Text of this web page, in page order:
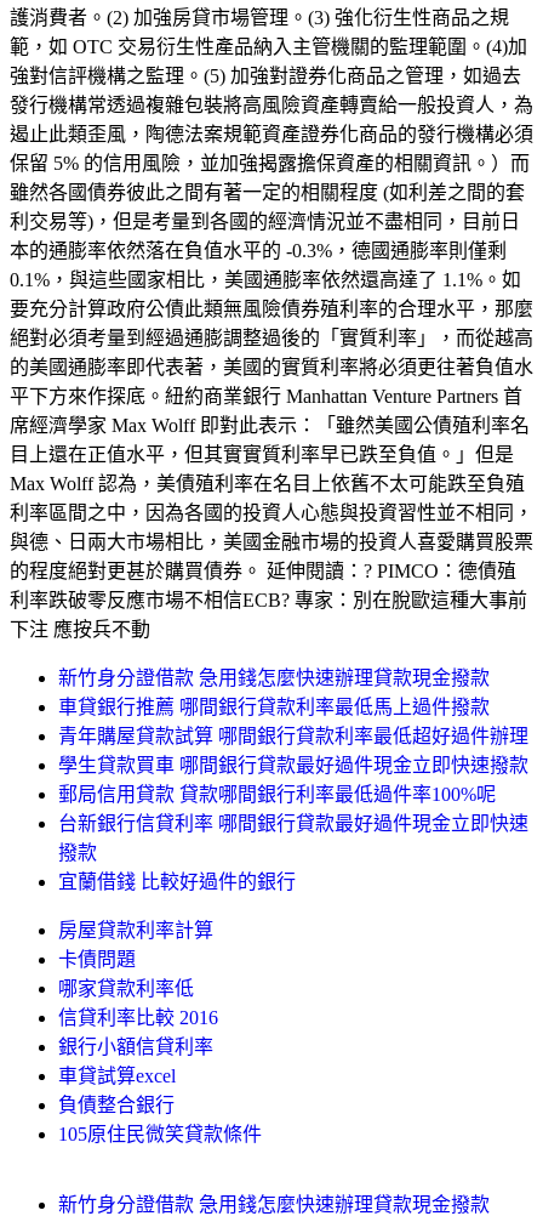
護消費者。(2) 加強房貸市場管理。(3) 強化衍生性商品之規
範，如 OTC 交易衍生性產品納入主管機關的監理範圍。(4)加
強對信評機構之監理。(5) 加強對證券化商品之管理，如過去
發行機構常透過複雜包裝將高風險資產轉賣給一般投資人，為
遏止此類歪風，陶德法案規範資產證券化商品的發行機構必須
保留 5% 的信用風險，並加強揭露擔保資產的相關資訊。）而
雖然各國債券彼此之間有著一定的相關程度 (如利差之間的套
利交易等)，但是考量到各國的經濟情況並不盡相同，目前日
本的通膨率依然落在負值水平的 -0.3%，德國通膨率則僅剩
0.1%，與這些國家相比，美國通膨率依然還高達了 1.1%。如
要充分計算政府公債此類無風險債券殖利率的合理水平，那麼
絕對必須考量到經過通膨調整過後的「實質利率」，而從越高
的美國通膨率即代表著，美國的實質利率將必須更往著負值水
平下方來作探底。紐約商業銀行 Manhattan Venture Partners 首
席經濟學家 Max Wolff 即對此表示：「雖然美國公債殖利率名
目上還在正值水平，但其實實質利率早已跌至負值。」但是
Max Wolff 認為，美債殖利率在名目上依舊不太可能跌至負殖
利率區間之中，因為各國的投資人心態與投資習性並不相同，
與德、日兩大市場相比，美國金融市場的投資人喜愛購買股票
的程度絕對更甚於購買債券。 延伸閱讀：? PIMCO：德債殖
利率跌破零反應市場不相信ECB? 專家：別在脫歐這種大事前
下注 應按兵不動
新竹身分證借款 急用錢怎麼快速辦理貸款現金撥款
車貸銀行推薦 哪間銀行貸款利率最低馬上過件撥款
青年購屋貸款試算 哪間銀行貸款利率最低超好過件辦理
學生貸款買車 哪間銀行貸款最好過件現金立即快速撥款
郵局信用貸款 貸款哪間銀行利率最低過件率100%呢
台新銀行信貸利率 哪間銀行貸款最好過件現金立即快速
撥款
宜蘭借錢 比較好過件的銀行
房屋貸款利率計算
卡債問題
哪家貸款利率低
信貸利率比較 2016
銀行小額信貸利率
車貸試算excel
負債整合銀行
105原住民微笑貸款條件
新竹身分證借款 急用錢怎麼快速辦理貸款現金撥款